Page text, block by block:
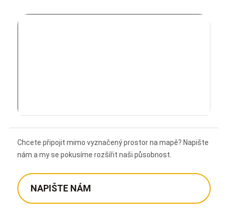
Chcete připojit mimo vyznačený prostor na mapě? Napište
nám a my se pokusíme rozšířit naši působnost.
NAPIŠTE NÁM